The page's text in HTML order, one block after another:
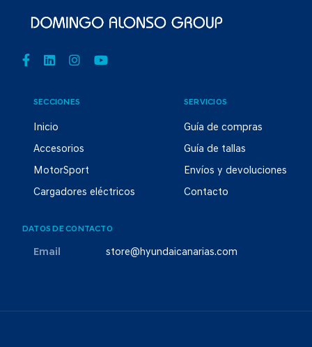
SECCIONES
Inicio
Accesorios
MotorSport
Cargadores eléctricos
SERVICIOS
Guía de compras
Guía de tallas
Envíos y devoluciones
Contacto
DATOS DE CONTACTO
Email store@hyundaicanarias.com